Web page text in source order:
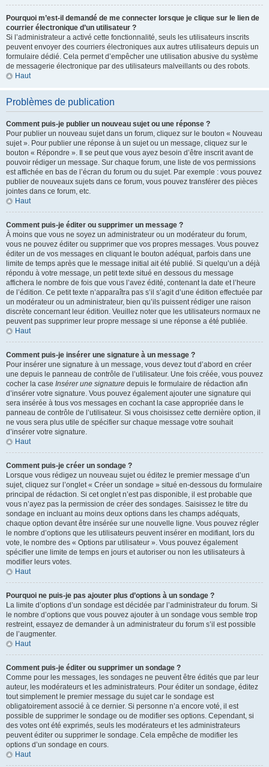
Pourquoi m’est-il demandé de me connecter lorsque je clique sur le lien de
courrier électronique d’un utilisateur ?
Si l’administrateur a activé cette fonctionnalité, seuls les utilisateurs inscrits
peuvent envoyer des courriers électroniques aux autres utilisateurs depuis un
formulaire dédié. Cela permet d’empêcher une utilisation abusive du système
de messagerie électronique par des utilisateurs malveillants ou des robots.
Haut
Problèmes de publication
Comment puis-je publier un nouveau sujet ou une réponse ?
Pour publier un nouveau sujet dans un forum, cliquez sur le bouton « Nouveau
sujet ». Pour publier une réponse à un sujet ou un message, cliquez sur le
bouton « Répondre ». Il se peut que vous ayez besoin d’être inscrit avant de
pouvoir rédiger un message. Sur chaque forum, une liste de vos permissions
est affichée en bas de l’écran du forum ou du sujet. Par exemple : vous pouvez
publier de nouveaux sujets dans ce forum, vous pouvez transférer des pièces
jointes dans ce forum, etc.
Haut
Comment puis-je éditer ou supprimer un message ?
À moins que vous ne soyez un administrateur ou un modérateur du forum,
vous ne pouvez éditer ou supprimer que vos propres messages. Vous pouvez
éditer un de vos messages en cliquant le bouton adéquat, parfois dans une
limite de temps après que le message initial ait été publié. Si quelqu’un a déjà
répondu à votre message, un petit texte situé en dessous du message
affichera le nombre de fois que vous l’avez édité, contenant la date et l’heure
de l’édition. Ce petit texte n’apparaîtra pas s’il s’agit d’une édition effectuée par
un modérateur ou un administrateur, bien qu’ils puissent rédiger une raison
discrète concernant leur édition. Veuillez noter que les utilisateurs normaux ne
peuvent pas supprimer leur propre message si une réponse a été publiée.
Haut
Comment puis-je insérer une signature à un message ?
Pour insérer une signature à un message, vous devez tout d’abord en créer
une depuis le panneau de contrôle de l’utilisateur. Une fois créée, vous pouvez
cocher la case Insérer une signature depuis le formulaire de rédaction afin
d’insérer votre signature. Vous pouvez également ajouter une signature qui
sera insérée à tous vos messages en cochant la case appropriée dans le
panneau de contrôle de l’utilisateur. Si vous choisissez cette dernière option, il
ne vous sera plus utile de spécifier sur chaque message votre souhait
d’insérer votre signature.
Haut
Comment puis-je créer un sondage ?
Lorsque vous rédigez un nouveau sujet ou éditez le premier message d’un
sujet, cliquez sur l’onglet « Créer un sondage » situé en-dessous du formulaire
principal de rédaction. Si cet onglet n’est pas disponible, il est probable que
vous n’ayez pas la permission de créer des sondages. Saisissez le titre du
sondage en incluant au moins deux options dans les champs adéquats,
chaque option devant être insérée sur une nouvelle ligne. Vous pouvez régler
le nombre d’options que les utilisateurs peuvent insérer en modifiant, lors du
vote, le nombre des « Options par utilisateur ». Vous pouvez également
spécifier une limite de temps en jours et autoriser ou non les utilisateurs à
modifier leurs votes.
Haut
Pourquoi ne puis-je pas ajouter plus d’options à un sondage ?
La limite d’options d’un sondage est décidée par l’administrateur du forum. Si
le nombre d’options que vous pouvez ajouter à un sondage vous semble trop
restreint, essayez de demander à un administrateur du forum s’il est possible
de l’augmenter.
Haut
Comment puis-je éditer ou supprimer un sondage ?
Comme pour les messages, les sondages ne peuvent être édités que par leur
auteur, les modérateurs et les administrateurs. Pour éditer un sondage, éditez
tout simplement le premier message du sujet car le sondage est
obligatoirement associé à ce dernier. Si personne n’a encore voté, il est
possible de supprimer le sondage ou de modifier ses options. Cependant, si
des votes ont été exprimés, seuls les modérateurs et les administrateurs
peuvent éditer ou supprimer le sondage. Cela empêche de modifier les
options d’un sondage en cours.
Haut